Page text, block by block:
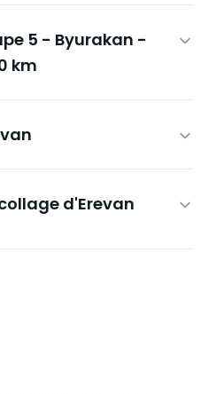
5 - Byurakan -
km
d'Erevan